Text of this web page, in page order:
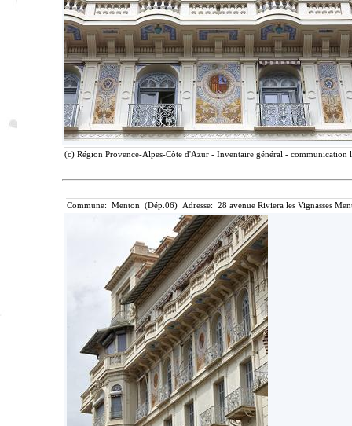
(c) Région Provence-Alpes-Côte d'Azur - Inventaire général -
Commune: Menton (Dép.06) Adresse: 28 avenue Riviera les Vignasses